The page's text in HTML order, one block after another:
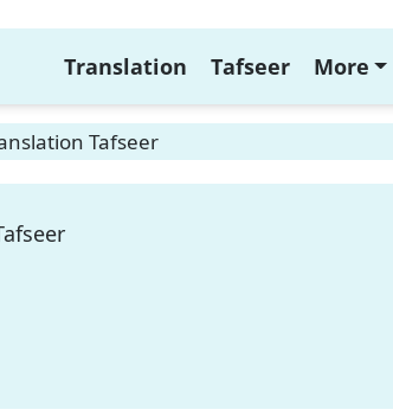
Translation Tafseer More
Tafseer